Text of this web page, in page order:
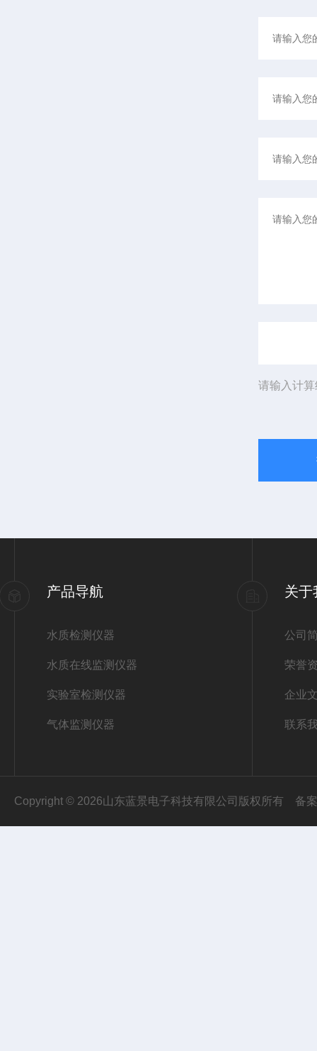
请输入计
产品导航
水质检测仪器
水质在线监测仪器
实验室检测仪器
气体监测仪器
关于
公司
荣誉
企业
联系
Copyright © 2026山东蓝景电子科技有限公司版权所有 备